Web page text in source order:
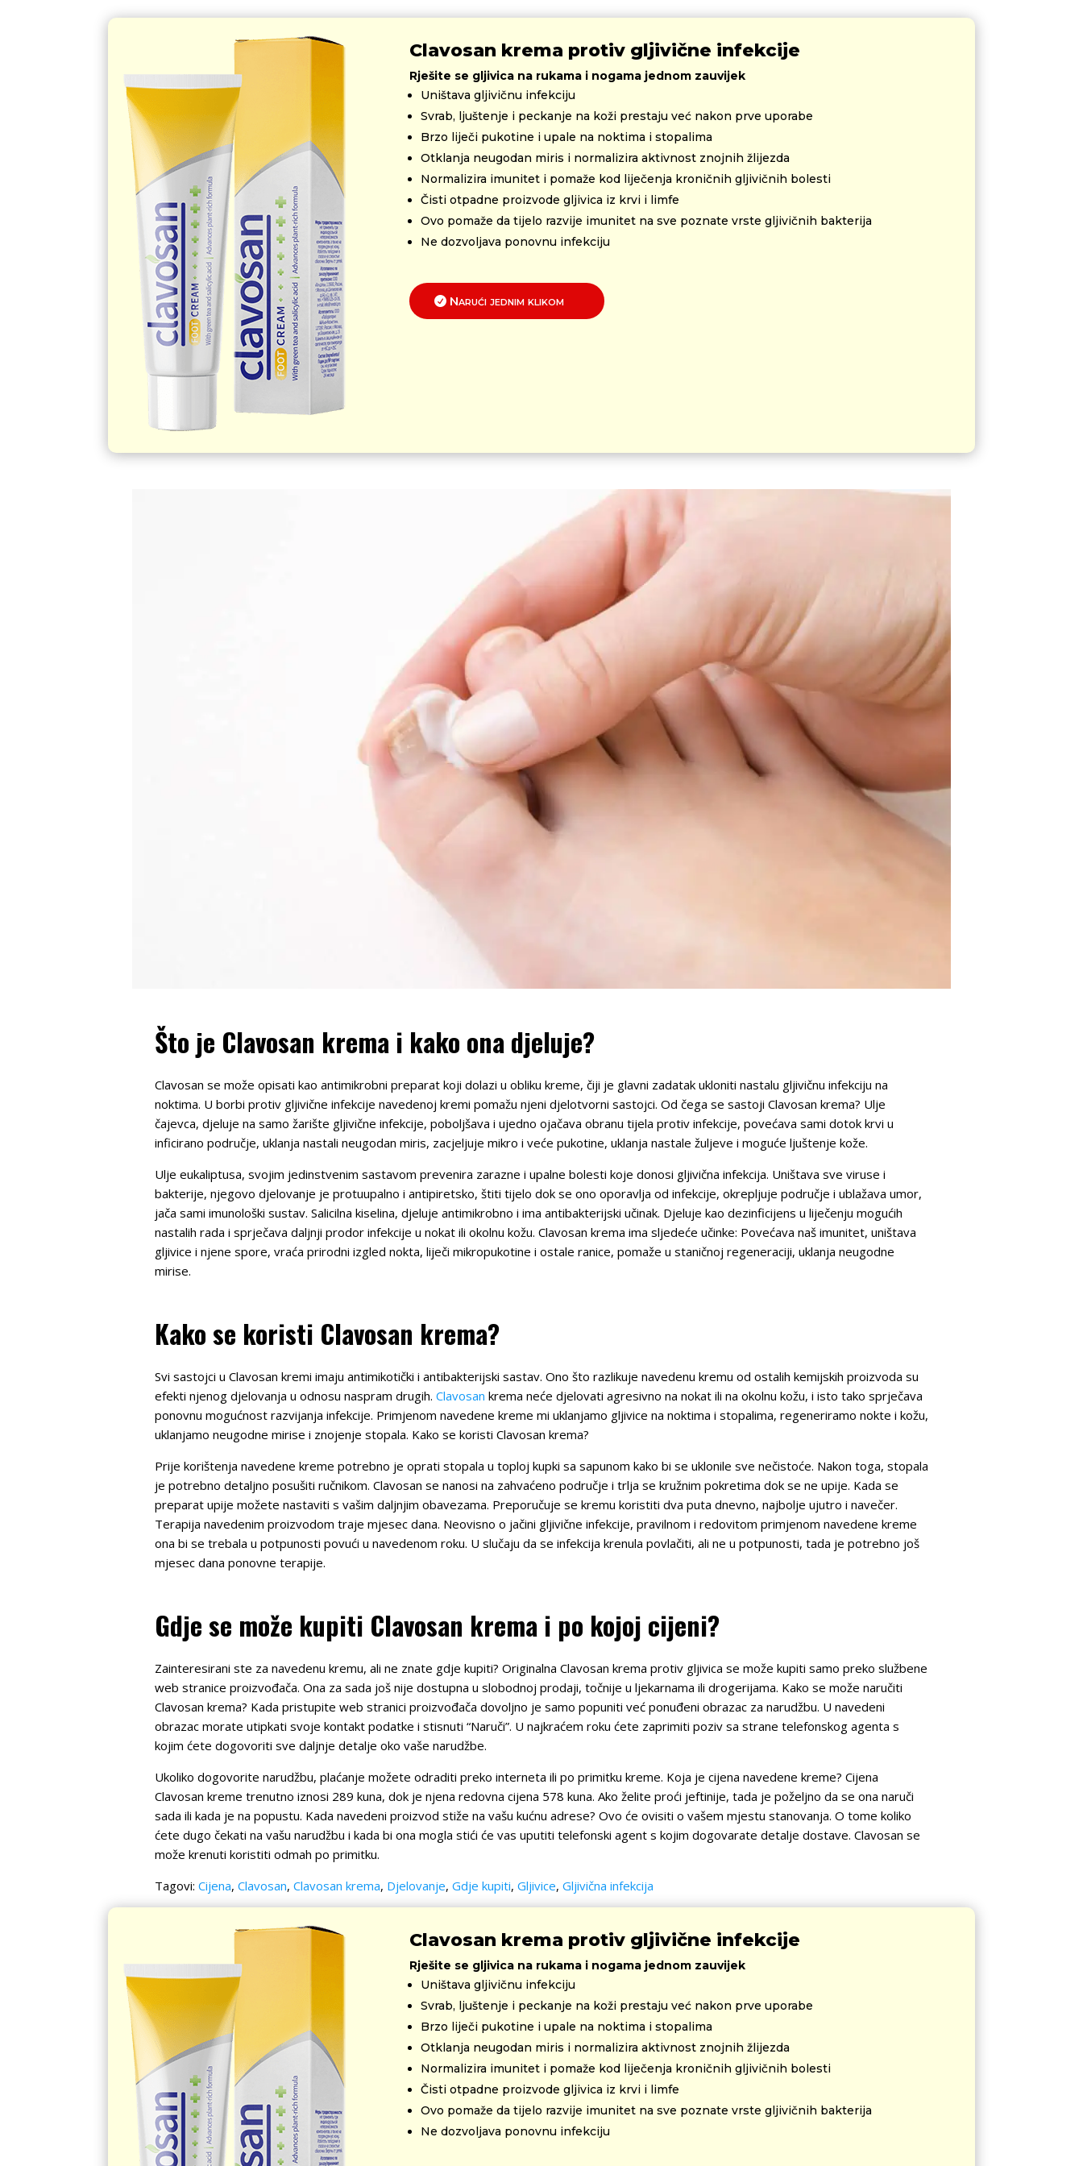
Clavosan krema protiv gljivične infekcije
Rješite se gljivica na rukama i nogama jednom zauvijek
Uništava gljivičnu infekciju
Svrab, ljuštenje i peckanje na koži prestaju već nakon prve uporabe
Brzo liječi pukotine i upale na noktima i stopalima
Otklanja neugodan miris i normalizira aktivnost znojnih žlijezda
Normalizira imunitet i pomaže kod liječenja kroničnih gljivičnih bolesti
Čisti otpadne proizvode gljivica iz krvi i limfe
Ovo pomaže da tijelo razvije imunitet na sve poznate vrste gljivičnih bakterija
Ne dozvoljava ponovnu infekciju
Narući jednim klikom
Što je Clavosan krema i kako ona djeluje?
Clavosan se može opisati kao antimikrobni preparat koji dolazi u obliku kreme, čiji je glavni zadatak ukloniti nastalu gljivičnu infekciju na
noktima. U borbi protiv gljivične infekcije navedenoj kremi pomažu njeni djelotvorni sastojci. Od čega se sastoji Clavosan krema? Ulje
čajevca, djeluje na samo žarište gljivične infekcije, poboljšava i ujedno ojačava obranu tijela protiv infekcije, povećava sami dotok krvi u
inficirano područje, uklanja nastali neugodan miris, zacjeljuje mikro i veće pukotine, uklanja nastale žuljeve i moguće ljuštenje kože.
Ulje eukaliptusa, svojim jedinstvenim sastavom prevenira zarazne i upalne bolesti koje donosi gljivična infekcija. Uništava sve viruse i
bakterije, njegovo djelovanje je protuupalno i antipiretsko, štiti tijelo dok se ono oporavlja od infekcije, okrepljuje područje i ublažava umor,
jača sami imunološki sustav. Salicilna kiselina, djeluje antimikrobno i ima antibakterijski učinak. Djeluje kao dezinficijens u liječenju mogućih
nastalih rada i sprječava daljnji prodor infekcije u nokat ili okolnu kožu. Clavosan krema ima sljedeće učinke: Povećava naš imunitet, uništava
gljivice i njene spore, vraća prirodni izgled nokta, liječi mikropukotine i ostale ranice, pomaže u staničnoj regeneraciji, uklanja neugodne
mirise.
Kako se koristi Clavosan krema?
Svi sastojci u Clavosan kremi imaju antimikotički i antibakterijski sastav. Ono što razlikuje navedenu kremu od ostalih kemijskih proizvoda su
efekti njenog djelovanja u odnosu naspram drugih. Clavosan krema neće djelovati agresivno na nokat ili na okolnu kožu, i isto tako sprječava
ponovnu mogućnost razvijanja infekcije. Primjenom navedene kreme mi uklanjamo gljivice na noktima i stopalima, regeneriramo nokte i kožu,
uklanjamo neugodne mirise i znojenje stopala. Kako se koristi Clavosan krema?
Prije korištenja navedene kreme potrebno je oprati stopala u toploj kupki sa sapunom kako bi se uklonile sve nečistoće. Nakon toga, stopala
je potrebno detaljno posušiti ručnikom. Clavosan se nanosi na zahvaćeno područje i trlja se kružnim pokretima dok se ne upije. Kada se
preparat upije možete nastaviti s vašim daljnjim obavezama. Preporučuje se kremu koristiti dva puta dnevno, najbolje ujutro i navečer.
Terapija navedenim proizvodom traje mjesec dana. Neovisno o jačini gljivične infekcije, pravilnom i redovitom primjenom navedene kreme
ona bi se trebala u potpunosti povući u navedenom roku. U slučaju da se infekcija krenula povlačiti, ali ne u potpunosti, tada je potrebno još
mjesec dana ponovne terapije.
Gdje se može kupiti Clavosan krema i po kojoj cijeni?
Zainteresirani ste za navedenu kremu, ali ne znate gdje kupiti? Originalna Clavosan krema protiv gljivica se može kupiti samo preko službene
web stranice proizvođača. Ona za sada još nije dostupna u slobodnoj prodaji, točnije u ljekarnama ili drogerijama. Kako se može naručiti
Clavosan krema? Kada pristupite web stranici proizvođača dovoljno je samo popuniti već ponuđeni obrazac za narudžbu. U navedeni
obrazac morate utipkati svoje kontakt podatke i stisnuti “Naruči”. U najkraćem roku ćete zaprimiti poziv sa strane telefonskog agenta s
kojim ćete dogovoriti sve daljnje detalje oko vaše narudžbe.
Ukoliko dogovorite narudžbu, plaćanje možete odraditi preko interneta ili po primitku kreme. Koja je cijena navedene kreme? Cijena
Clavosan kreme trenutno iznosi 289 kuna, dok je njena redovna cijena 578 kuna. Ako želite proći jeftinije, tada je poželjno da se ona naruči
sada ili kada je na popustu. Kada navedeni proizvod stiže na vašu kućnu adrese? Ovo će ovisiti o vašem mjestu stanovanja. O tome koliko
ćete dugo čekati na vašu narudžbu i kada bi ona mogla stići će vas uputiti telefonski agent s kojim dogovarate detalje dostave. Clavosan se
može krenuti koristiti odmah po primitku.
Tagovi: Cijena, Clavosan, Clavosan krema, Djelovanje, Gdje kupiti, Gljivice, Gljivična infekcija
Clavosan krema protiv gljivične infekcije
Rješite se gljivica na rukama i nogama jednom zauvijek
Uništava gljivičnu infekciju
Svrab, ljuštenje i peckanje na koži prestaju već nakon prve uporabe
Brzo liječi pukotine i upale na noktima i stopalima
Otklanja neugodan miris i normalizira aktivnost znojnih žlijezda
Normalizira imunitet i pomaže kod liječenja kroničnih gljivičnih bolesti
Čisti otpadne proizvode gljivica iz krvi i limfe
Ovo pomaže da tijelo razvije imunitet na sve poznate vrste gljivičnih bakterija
Ne dozvoljava ponovnu infekciju